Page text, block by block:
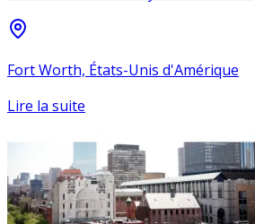
Fort Worth, États-Unis d'Amérique
Lire la suite